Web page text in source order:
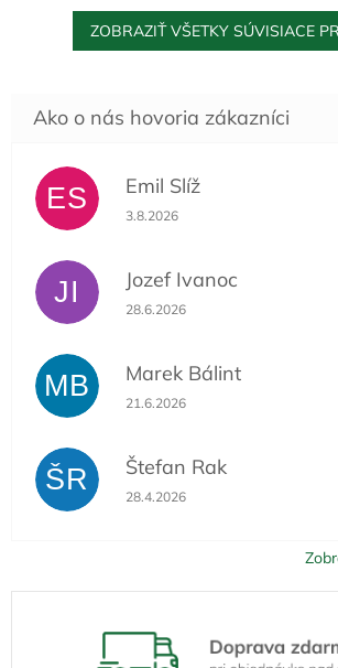
ZOBRAZIŤ VŠETKY SÚVISIACE
ES Emil Slíž
Hodnotenie obchodu je 5 z 5
3.8.2026
JI Jozef Ivanoc
Hodnotenie obchodu je 5 z 5
28.6.2026
MB Marek Bálint
Hodnotenie obchodu je 5 z 5
21.6.2026
ŠR Štefan Rak
Hodnotenie obchodu je 5 z 5
28.4.2026